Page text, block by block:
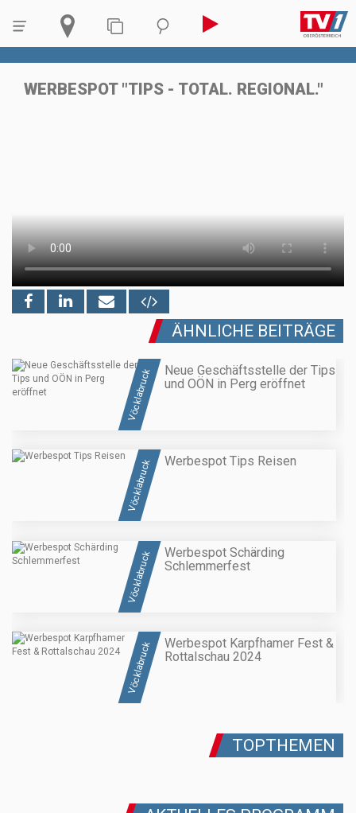
WERBESPOT "TIPS - TOTAL. REGIONAL."
ÄHNLICHE BEITRÄGE
Vöcklabruck
Neue Geschäftsstelle der Tips
und OÖN in Perg eröffnet
Vöcklabruck Werbespot Tips Reisen
Vöcklabruck
Werbespot Schärding
Schlemmerfest
Vöcklabruck
Werbespot Karpfhamer Fest &
Rottalschau 2024
TOPTHEMEN